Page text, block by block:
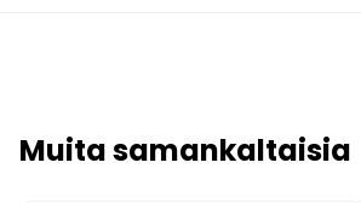
Muita samankaltaisia